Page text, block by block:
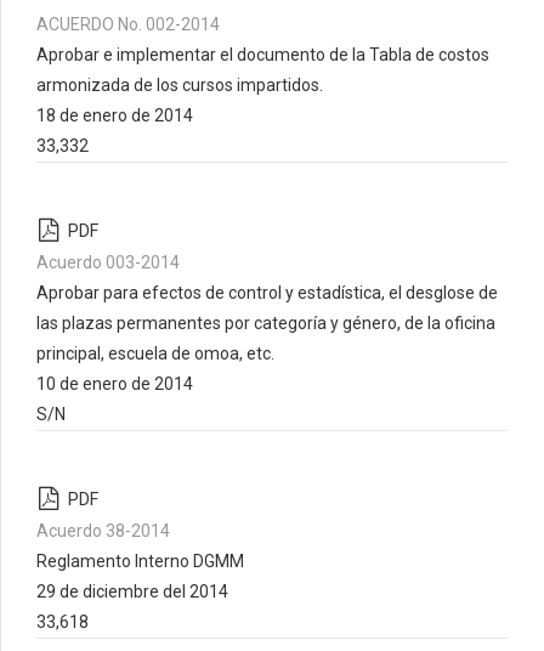
ACUERDO No. 002-2014
Aprobar e implementar el documento de la Tabla de costos
armonizada de los cursos impartidos.
18 de enero de 2014
33,332
PDF
Acuerdo 003-2014
Aprobar para efectos de control y estadística, el desglose de
las plazas permanentes por categoría y género, de la oficina
principal, escuela de omoa, etc.
10 de enero de 2014
S/N
PDF
Acuerdo 38-2014
Reglamento Interno DGMM
29 de diciembre del 2014
33,618